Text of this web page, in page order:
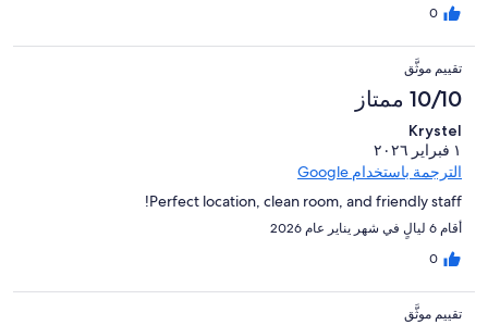
0
تقييم موثَّق
10/10 ممتاز
Krystel
١ فبراير ٢٠٢٦
الترجمة باستخدام Google
Perfect location, clean room, and friendly staff!
أقام 6 ليالٍ في شهر يناير عام 2026
0
تقييم موثَّق